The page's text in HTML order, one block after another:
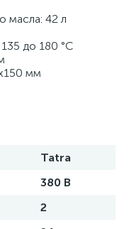
масла: 42 л
до 180 °С
мм
Tatra
380 В
2